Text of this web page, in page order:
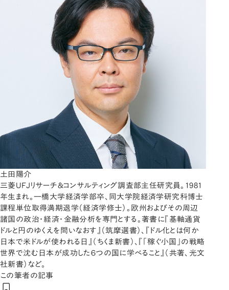
土田陽介
三菱UFJリサーチ＆コンサルティング調査部主任研究員。1981
年生まれ。一橋大学経済学部卒、同大学院経済学研究科博士
課程単位取得満期退学（経済学修士）。欧州およびその周辺
諸国の政治・経済・金融分析を専門とする。著書に『基軸通貨
ドルと円のゆくえを問いなおす』（筑摩選書）、『ドル化とは何か
日本で米ドルが使われる日』（ちくま新書）、『「稼ぐ小国」の戦略
世界で沈む日本が成功した６つの国に学べること』（共著、光文
社新書）など。
この筆者の記事